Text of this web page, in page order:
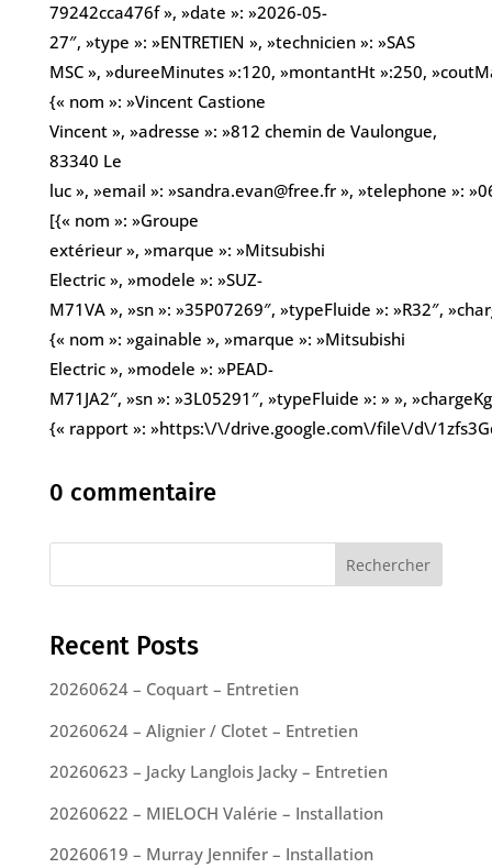
79242cca476f », »date »: »2026-05-
27″, »type »: »ENTRETIEN », »technicien »: »SAS
MSC », »dureeMinutes »:120, »montantHt »:250,
{« nom »: »Vincent Castione
Vincent », »adresse »: »812 chemin de Vaulongue,
83340 Le
luc », »email »: »sandra.evan@free.fr », »telephone »:
[{« nom »: »Groupe
extérieur », »marque »: »Mitsubishi
Electric », »modele »: »SUZ-
M71VA », »sn »: »35P07269″, »typeFluide »: »R32″,
{« nom »: »gainable », »marque »: »Mitsubishi
Electric », »modele »: »PEAD-
M71JA2″, »sn »: »3L05291″, »typeFluide »: » »,
{« rapport »: »https:\/\/drive.google.com\/file\/d\/
0 commentaire
Rechercher
Recent Posts
20260624 – Coquart – Entretien
20260624 – Alignier / Clotet – Entretien
20260623 – Jacky Langlois Jacky – Entretien
20260622 – MIELOCH Valérie – Installation
20260619 – Murray Jennifer – Installation